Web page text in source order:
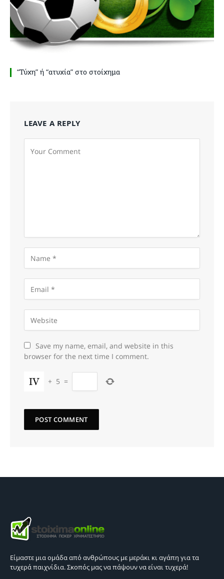
“Τύχη” ή “ατυχία” στο στοίχημα
LEAVE A REPLY
Save my name, email, and website in this
browser for the next time I comment.
+ 5 =
Είμαστε μια ομάδα από ανθρώπους με μεράκι κι αγάπη για τα
τυχερά παιχνίδια. Σκοπός μας να πάψουν να είναι τυχερά!